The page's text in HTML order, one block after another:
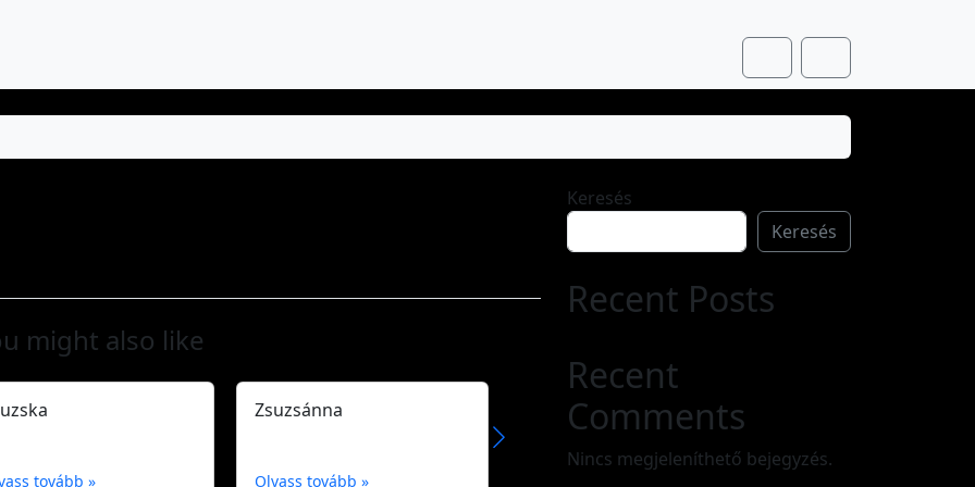
AccountCart
might also like
tovább »
Zsuzsánna
Olvass tovább »
Zsuzsanna
Keresés
Keresés
Recent Posts
Recent
Comments
Nincs megjeleníthető bejegyzés.